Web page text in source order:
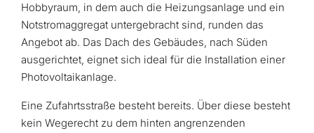
Hobbyraum, in dem auch die Heizungsanlage und ein
Notstromaggregat untergebracht sind, runden das
Angebot ab. Das Dach des Gebäudes, nach Süden
ausgerichtet, eignet sich ideal für die Installation einer
Photovoltaikanlage.
Eine Zufahrtsstraße besteht bereits. Über diese besteht
kein Wegerecht zu dem hinten angrenzenden